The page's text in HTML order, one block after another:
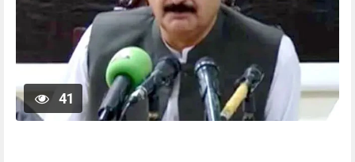
41